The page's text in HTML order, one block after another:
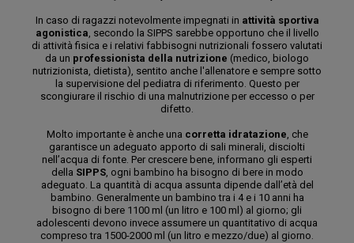
In caso di ragazzi notevolmente impegnati in attività sportiva
agonistica, secondo la SIPPS sarebbe opportuno che il livello
di attività fisica e i relativi fabbisogni nutrizionali fossero valutati
da un professionista della nutrizione (medico, biologo
nutrizionista, dietista), sentito anche l'allenatore e sempre sotto
la supervisione del pediatra di riferimento. Questo per
scongiurare il rischio di una malnutrizione per eccesso o per
difetto.
Molto importante è anche una corretta idratazione, che
garantisce un adeguato apporto di sali minerali, disciolti
nell’acqua di fonte. Per crescere bene, informano gli esperti
della SIPPS, ogni bambino ha bisogno di bere in modo
adeguato. La quantità di acqua assunta dipende dall’età del
bambino. Generalmente un bambino tra i 4 e i 10 anni ha
bisogno di bere 1100 ml (un litro e 100 ml) al giorno; gli
adolescenti devono invece assumere un quantitativo di acqua
compreso tra 1500-2000 ml (un litro e mezzo/due) al giorno.